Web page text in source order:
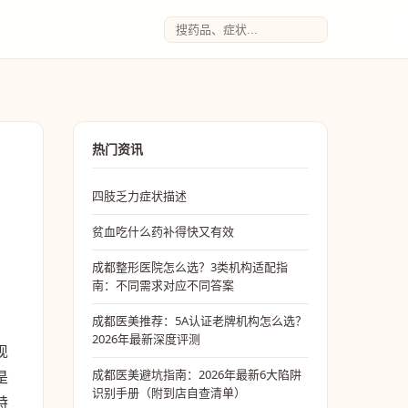
热门资讯
四肢乏力症状描述
贫血吃什么药补得快又有效
成都整形医院怎么选？3类机构适配指
南：不同需求对应不同答案
成都医美推荐：5A认证老牌机构怎么选？
2026年最新深度评测
成都医美避坑指南：2026年最新6大陷阱
识别手册（附到店自查清单）